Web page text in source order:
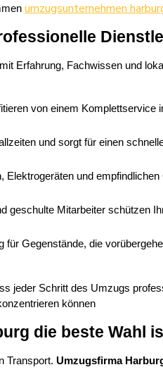
umzugsunternehmen
Erfahrung, Fachwissen und
von einem Komplettservice
und sorgt für einen
Elektrogeräten und
geschulte Mitarbeiter schützen
für Gegenstände, die
jeder Schritt des Umzugs
können
die beste Wahl
Transport. Umzugsfirma